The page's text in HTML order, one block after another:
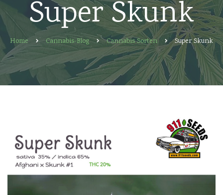
Super Skunk
Home Cannabis-Blog Cannabis Sorten Super Skunk